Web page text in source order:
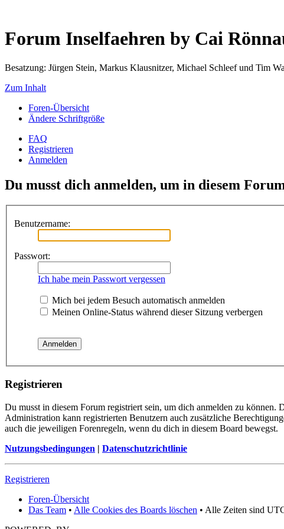
Forum Inselfaehren by Cai
Besatzung: Jürgen Stein, Markus Klausnitzer, Michael Schleef und Tim
Zum Inhalt
Foren-Übersicht
Ändere Schriftgröße
FAQ
Registrieren
Anmelden
Du musst dich anmelden, um in diesem
Benutzername:
Passwort:
Ich habe mein Passwort vergessen
Mich bei jedem Besuch automatisch anmelden
Meinen Online-Status während dieser Sitzung verbergen
Registrieren
Du musst in diesem Forum registriert sein, um dich anmelden zu
Administration kann registrierten Benutzern auch zusätzliche
auch die jeweiligen Forenregeln, wenn du dich in diesem Board bewegst.
Nutzungsbedingungen | Datenschutzrichtlinie
Registrieren
Foren-Übersicht
Das Team • Alle Cookies des Boards löschen • Alle Zeiten sind